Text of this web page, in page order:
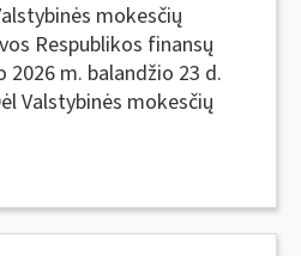
mokesčių
Respublikos finansų
m. balandžio 23 d.
Valstybinės mokesčių